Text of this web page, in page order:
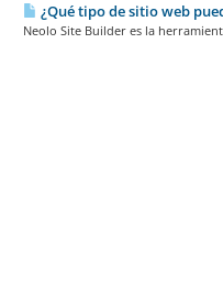
¿Qué tipo de sitio web
Neolo Site Builder es la